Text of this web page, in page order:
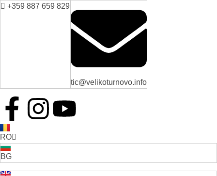
+359 887 659 829
tic@velikoturnovo.info
RO
BG